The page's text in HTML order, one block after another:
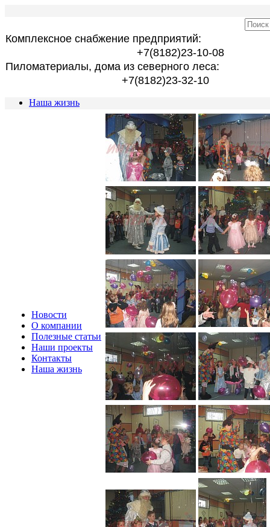
Комплексное снабжение предприятий:
+7(8182)23-10-08
Пиломатериалы, дома из северного леса:
+7(8182)23-32-10
Наша жизнь
Новости
О компании
Полезные статьи
Наши проекты
Контакты
Наша жизнь